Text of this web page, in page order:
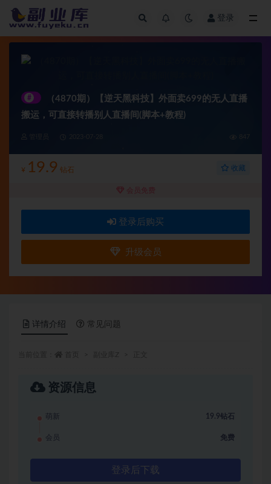
登录
#
（4870期）【逆天黑科技】外面卖699的无人直播
搬运，可直接转播别人直播间(脚本+教程)
¥ 19.9 钻石 收藏
会员免费
登录后购买
升级会员
详情介绍 常见问题
资源信息
萌新 19.9钻石
会员 免费
登录后下载